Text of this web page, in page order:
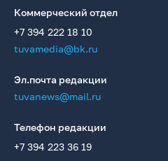
Коммерческий отдел
+7 394 222 18 10
tuvamedia@bk.ru
Эл.почта редакции
tuvanews@mail.ru
Телефон редакции
+7 394 223 36 19